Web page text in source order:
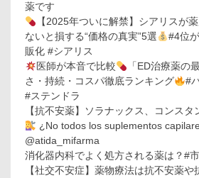
薬です
【2025年ついに解禁】シアリスが
ないと損する“価格の真実”5選
#4位
販化 #シアリス
医師が本音で比較
「ED治療薬の
さ・持続・コスパ徹底ランキング
#
#ステンドラ
【抗不安薬】ソラナックス、コンス
¿No todos los suplementos
@atida_mifarma
消化器内科でよく処方される薬は？#
【社交不安症】薬物療法は抗不安薬